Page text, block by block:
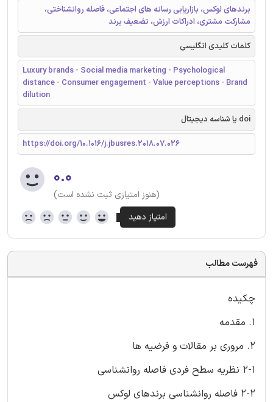
برندهای لوکس، بازاریابی رسانه های اجتماعی، فاصله روانشناختی،
مشارکت مشتری، ادراکات ارزش، تضعیف برند
کلمات کلیدی انگلیسی
Luxury brands - Social media marketing - Psychological
distance - Consumer engagement - Value perceptions - Brand
dilution
doi یا شناسه دیجیتال
https://doi.org/10.1016/j.jbusres.2018.07.026
۰.۰
(هنوز امتیازی ثبت نشده است)
فهرست مطالب
چکیده
1. مقدمه
2. مروری بر مقالات و فرضیه ها
2-1 نظریه سطح فردی فاصله روانشناسی
2-2 فاصله روانشناسی برندهای لوکس